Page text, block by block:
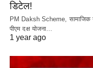
डिटेल!
PM Daksh Scheme, सामाजिक
पीएम दक्ष योजना…
1 year ago